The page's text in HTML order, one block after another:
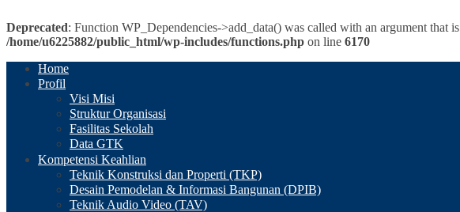
Deprecated: Function WP_Dependencies->add_data() was called with an argument that is
/home/u6225882/public_html/wp-includes/functions.php on line 6170
Home
Profil
Visi Misi
Struktur Organisasi
Fasilitas Sekolah
Data GTK
Kompetensi Keahlian
Teknik Konstruksi dan Properti (TKP)
Desain Pemodelan & Informasi Bangunan (DPIB)
Teknik Audio Video (TAV)